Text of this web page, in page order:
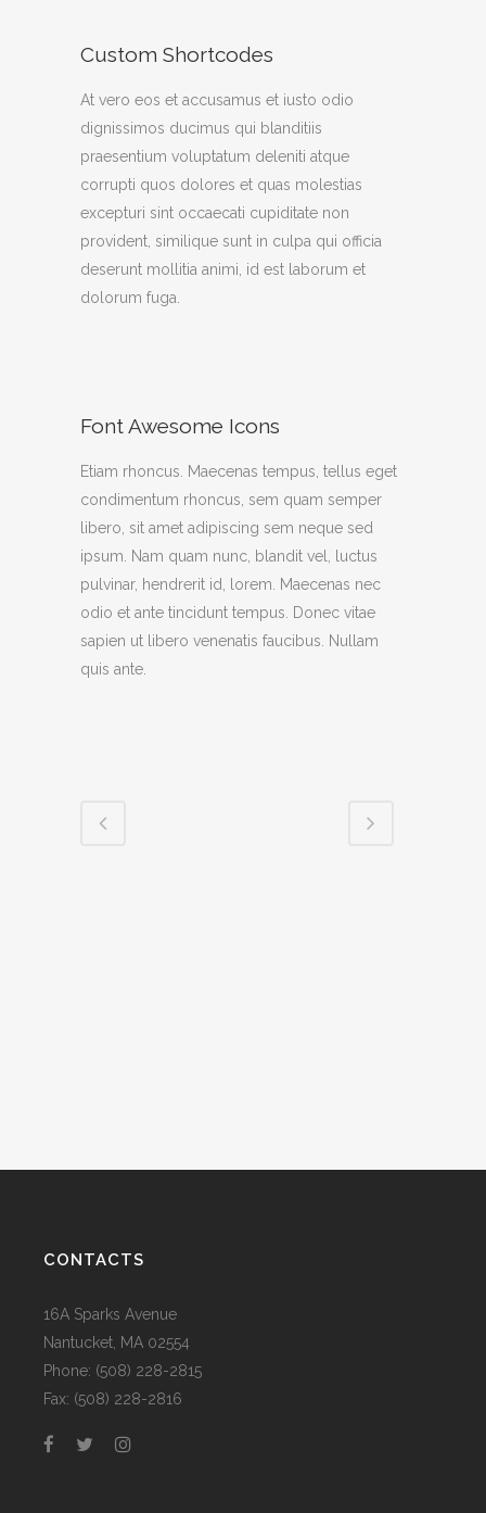
Custom Shortcodes
At vero eos et accusamus et iusto odio
dignissimos ducimus qui blanditiis
praesentium voluptatum deleniti atque
corrupti quos dolores et quas molestias
excepturi sint occaecati cupiditate non
provident, similique sunt in culpa qui officia
deserunt mollitia animi, id est laborum et
dolorum fuga.
Font Awesome Icons
Etiam rhoncus. Maecenas tempus, tellus eget
condimentum rhoncus, sem quam semper
libero, sit amet adipiscing sem neque sed
ipsum. Nam quam nunc, blandit vel, luctus
pulvinar, hendrerit id, lorem. Maecenas nec
odio et ante tincidunt tempus. Donec vitae
sapien ut libero venenatis faucibus. Nullam
quis ante.
CONTACTS
16A Sparks Avenue
Nantucket, MA 02554
Phone: (508) 228-2815
Fax: (508) 228-2816